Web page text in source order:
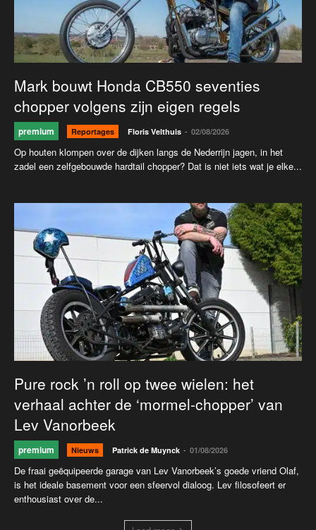
Mark bouwt Honda CB550 seventies
chopper volgens zijn eigen regels
premium Reportages Floris Velthuis - 02/08/2026
Op houten klompen over de dijken langs de Nederrijn jagen, in het
zadel een zelfgebouwde hardtail chopper? Dat is niet iets wat je elke...
Pure rock ’n roll op twee wielen: het
verhaal achter de ‘mormel-chopper’ van
Lev Vanorbeek
premium Nieuws Patrick de Muynck - 01/08/2026
De fraai geëquipeerde garage van Lev Vanorbeek’s goede vriend Olaf,
is het ideale basement voor een sfeervol dialoog. Lev filosofeert er
enthousiast over de...